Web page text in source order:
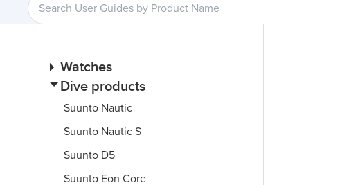
Watches
Dive products
Suunto Nautic
Suunto Nautic S
Suunto D5
Suunto Eon Core